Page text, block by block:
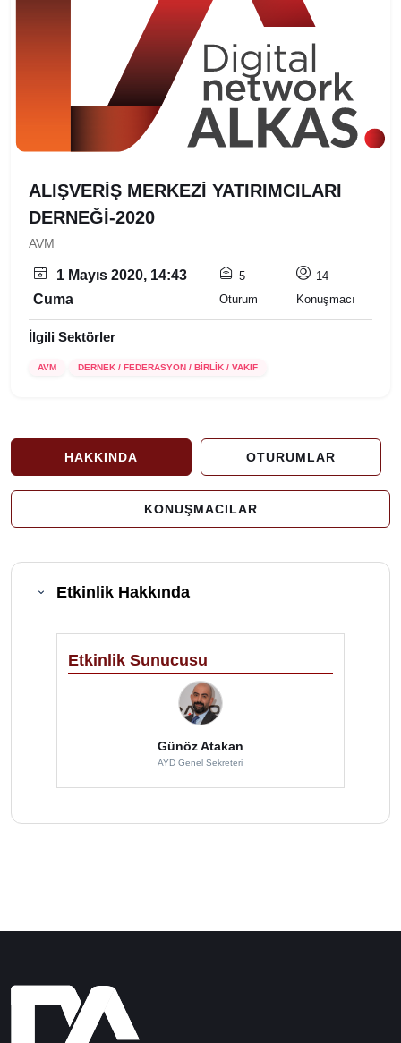
ALIŞVERİŞ MERKEZİ YATIRIMCILARI
DERNEĞİ-2020
AVM
1 Mayıs 2020, 14:43
Cuma
5
Oturum
14
Konuşmacı
İlgili Sektörler
AVM DERNEK / FEDERASYON / BİRLİK / VAKIF
HAKKINDA OTURUMLAR
KONUŞMACILAR
Etkinlik Hakkında
Etkinlik Sunucusu
Günöz Atakan
AYD Genel Sekreteri